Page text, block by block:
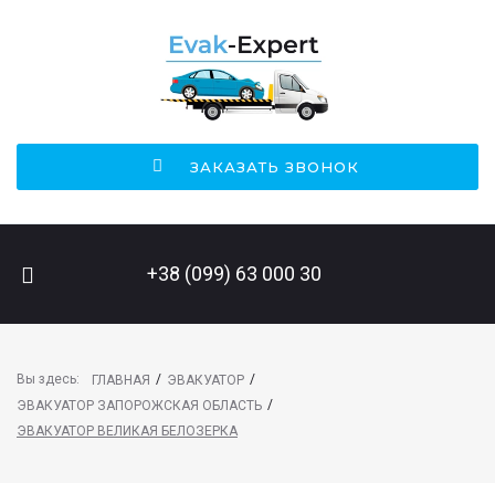
ЗАКАЗАТЬ ЗВОНОК
+38 (099) 63 000 30
Вы здесь: ГЛАВНАЯ / ЭВАКУАТОР /
ЭВАКУАТОР ЗАПОРОЖСКАЯ ОБЛАСТЬ /
ЭВАКУАТОР ВЕЛИКАЯ БЕЛОЗЕРКА
ПОИСК НА САЙТЕ